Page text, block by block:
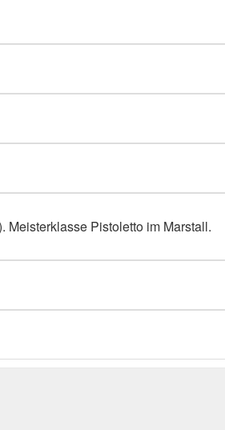
Meisterklasse Pistoletto im Marstall.